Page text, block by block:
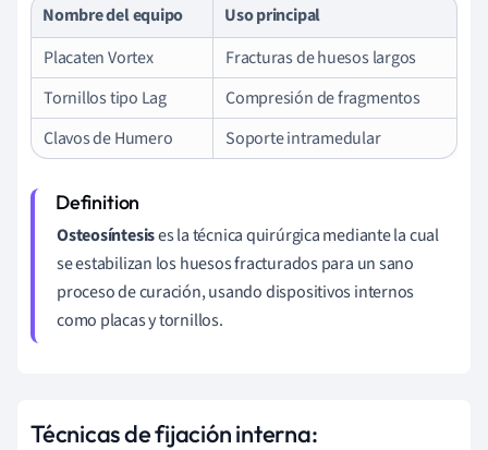
Nombre del equipo
Uso principal
Placaten Vortex
Fracturas de huesos largos
Tornillos tipo Lag
Compresión de fragmentos
Clavos de Humero
Soporte intramedular
Osteosíntesises la técnica quirúrgica mediante la cual
se estabilizan los huesos fracturados para un sano
proceso de curación, usando dispositivos internos
como placas y tornillos.
Técnicas de fijación interna: